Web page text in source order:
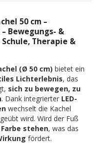
50 cm –
Bewegungs- &
Therapie &
(Ø 50 cm) bietet ein
Lichterlebnis, das
sich zu bewegen, zu
. Dank integrierter LED-
wechselt die Kachel
wird. Wird der Fuß
stehen, was das
fördert.